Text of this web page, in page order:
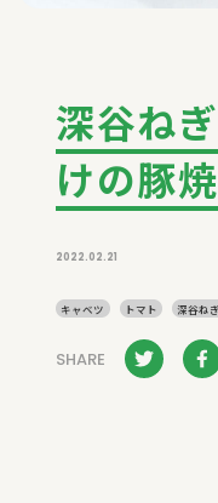
深谷ね
けの豚
2022.02.21
キャベツ トマト 深谷ねぎ
SHARE